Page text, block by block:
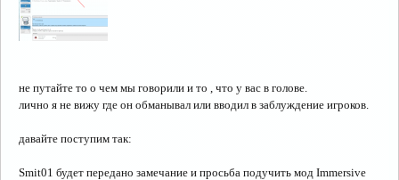
не путайте то о чем мы говорили и то , что у вас в голове.
лично я не вижу где он обманывал или вводил в заблуждение игроков.
давайте поступим так:
Smit01 будет передано замечание и просьба подучить мод Immersive